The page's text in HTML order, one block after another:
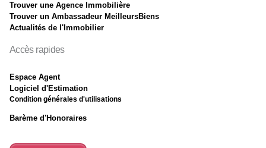
Trouver une Agence Immobilière
Trouver un Ambassadeur MeilleursBiens
Actualités de l'Immobilier
Accès rapides
Espace Agent
Logiciel d'Estimation
Condition générales d'utilisations
Barème d'Honoraires